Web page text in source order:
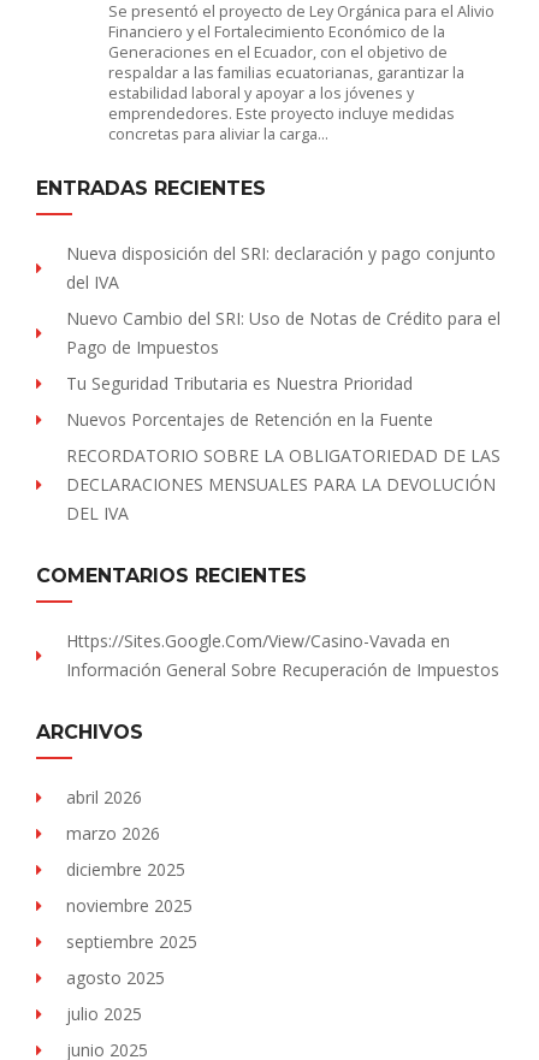
Se presentó el proyecto de Ley Orgánica para el Alivio
Financiero y el Fortalecimiento Económico de la
Generaciones en el Ecuador, con el objetivo de
respaldar a las familias ecuatorianas, garantizar la
estabilidad laboral y apoyar a los jóvenes y
emprendedores. Este proyecto incluye medidas
concretas para aliviar la carga…
ENTRADAS RECIENTES
Nueva disposición del SRI: declaración y pago conjunto
del IVA
Nuevo Cambio del SRI: Uso de Notas de Crédito para el
Pago de Impuestos
Tu Seguridad Tributaria es Nuestra Prioridad
Nuevos Porcentajes de Retención en la Fuente
RECORDATORIO SOBRE LA OBLIGATORIEDAD DE LAS
DECLARACIONES MENSUALES PARA LA DEVOLUCIÓN
DEL IVA
COMENTARIOS RECIENTES
Https://sites.Google.com/view/Casino-Vavada en
Información General Sobre Recuperación de Impuestos
ARCHIVOS
abril 2026
marzo 2026
diciembre 2025
noviembre 2025
septiembre 2025
agosto 2025
julio 2025
junio 2025